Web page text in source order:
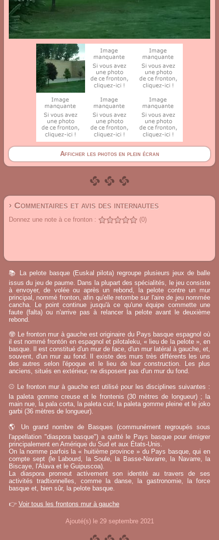
Afficher les photos en plein écran
› Commentaires et avis des internautes
Donnez une note à ce fronton : (0)
📚 La pelote basque (Euskal pilota) regroupe plusieurs jeux de balle
issus du jeu de paume. Dans la plupart des spécialités, le jeu consiste
à envoyer, de volée ou après un rebond, la pelote contre un mur
principal, nommé fronton, afin qu'elle retombe sur l'aire de jeu nommée
cancha. Le point continue jusqu'à ce qu'une équipe commette une
faute (falta) ou n'arrive pas à relancer la pelote avant le deuxième
rebond.
🤓 Le fronton mur à gauche est originaire du Pays basque espagnol où
il est nommé frontón en espagnol et pilotaleku, « lieu de la pelote », en
basque. Il est constitué d'un mur de face, d'un mur latéral à gauche, et,
souvent, d'un mur au fond. Il existe des murs très différents les uns
des autres selon l'époque et le lieu de leur construction. Les plus
anciens, situés en extérieur, ne disposent pas d'un mur du fond.
⚾ Le fronton mur à gauche est utilisé pour les disciplines suivantes :
la paleta gomme creuse et le frontenis (30 mètres de longueur) ; la
main nue, la pala corta, la paleta cuir, la paleta gomme pleine et le joko
garbi (36 mètres de longueur).
🌎 Un grand nombre de Basques (communément regroupés sous
l'appellation "diaspora basque") a quitté le Pays basque pour émigrer
principalement en Amérique du Sud et aux États-Unis.
On la nomme parfois la « huitième province » du Pays basque, qui en
compte sept (le Labourd, la Soule, la Basse-Navarre, la Navarre, la
Biscaye, l'Alava et le Guipuscoa).
La diaspora promeut activement son identité au travers de ses
activités tradtionnelles, comme la danse, la gastronomie, la force
basque et, bien sûr, la pelote basque.
👉 Voir tous les frontons mur à gauche
Ajouté(s) le 29 septembre 2021